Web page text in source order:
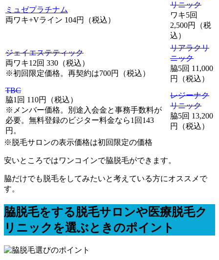
ミュゼプラチナム
両ワキ+Vライン 104円（税込）
リニック
ワキ5回
2,500円（税
込）
ジェイエステティック
両ワキ12回 330（税込）
※初回限定価格。再契約は700円（税込）
リアラクリ
ニック
脇5回 11,000
円（税込）
TBC
脇1回 110円（税込）
※メンバー価格。別途入会金と事務手数料が
必要。無料登録のビジター料金なら1回143
円。
レジーナク
リニック
脇5回 13,200
円（税込）
※脱毛サロンの表示価格は初回限定の価格
安いところではワンコインで脇脱毛ができます。
脇だけでも脱毛をしてみたいと考えている方にオススメで
す。
脇脱毛をする脱毛サロンや医療脱毛ク
リニックを選ぶときのポイント